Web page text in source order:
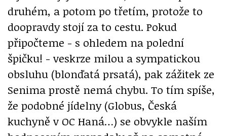
druhém, a potom po třetím, protože to
doopravdy stojí za to cestu. Pokud
připočteme - s ohledem na polední
špičku! - veskrze milou a sympatickou
obsluhu (blonďatá prsatá), pak zážitek ze
Senima prostě nemá chybu. To tím spíše,
že podobné jídelny (Globus, Česká
kuchyně v OC Haná…) se obvykle naším